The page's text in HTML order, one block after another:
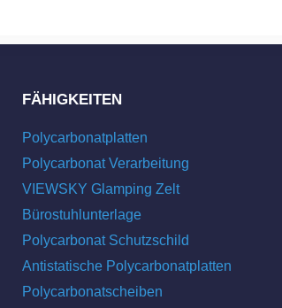
FÄHIGKEITEN
Polycarbonatplatten
Polycarbonat Verarbeitung
VIEWSKY Glamping Zelt
Bürostuhlunterlage
Polycarbonat Schutzschild
Antistatische Polycarbonatplatten
Polycarbonatscheiben